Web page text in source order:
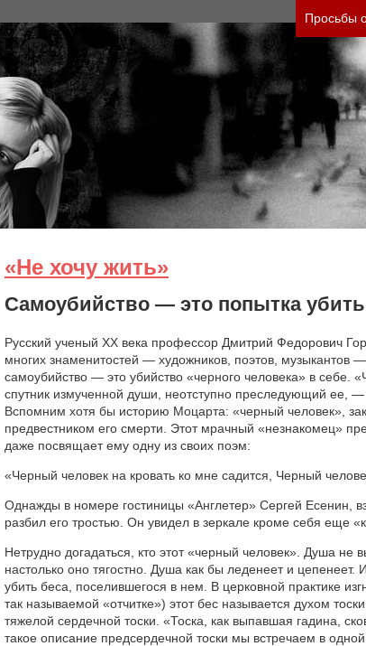
своего состояния и его Просьбы
«Не хочу жить»
Самоубийство — это попытка убить
Русский ученый XX века профессор Дмитрий Федорович
многих знаменитостей — художников, поэтов, музыкантов
самоубийство — это убийство «черного человека» в себе.
спутник измученной души, неотступно преследующий ее, —
Вспомним хотя бы историю Моцарта: «черный человек»,
предвестником его смерти. Этот мрачный «незнакомец»
даже посвящает ему одну из своих поэм:
«Черный человек на кровать ко мне садится, Черный
Однажды в номере гостиницы «Англетер» Сергей Есенин,
разбил его тростью. Он увидел в зеркале кроме себя еще
Нетрудно догадаться, кто этот «черный человек». Душа не
настолько оно тягостно. Душа как бы леденеет и цепенеет.
убить беса, поселившегося в нем. В церковной практике
так называемой «отчитке») этот бес называется духом
тяжелой сердечной тоски. «Тоска, как выпавшая гадина,
такое описание предсердечной тоски мы встречаем в